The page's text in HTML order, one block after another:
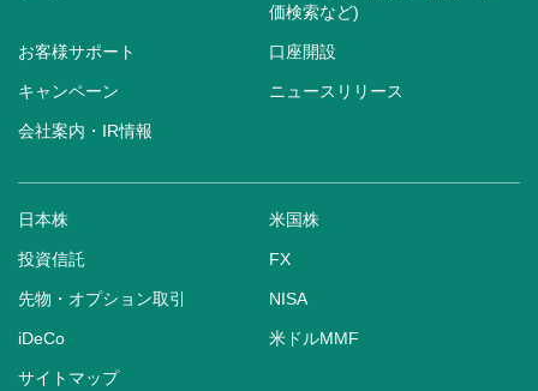
価検索など)
お客様サポート 口座開設
キャンペーン ニュースリリース
会社案内・IR情報
日本株 米国株
投資信託 FX
先物・オプション取引 NISA
iDeCo 米ドルMMF
サイトマップ